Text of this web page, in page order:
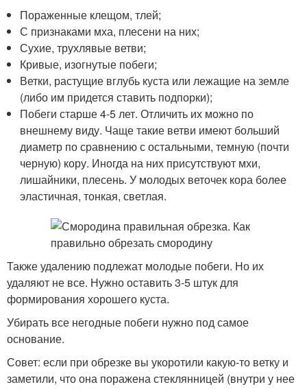
Пораженные клещом, тлей;
С признаками мха, плесени на них;
Сухие, трухлявые ветви;
Кривые, изогнутые побеги;
Ветки, растущие вглубь куста или лежащие на земле
(либо им придется ставить подпорки);
Побеги старше 4-5 лет. Отличить их можно по
внешнему виду. Чаще такие ветви имеют больший
диаметр по сравнению с остальными, темную (почти
черную) кору. Иногда на них присутствуют мхи,
лишайники, плесень. У молодых веточек кора более
эластичная, тонкая, светлая.
Также удалению подлежат молодые побеги. Но их
удаляют не все. Нужно оставить 3-5 штук для
формирования хорошего куста.
Убирать все негодные побеги нужно под самое
основание.
Совет: если при обрезке вы укоротили какую-то ветку и
заметили, что она поражена стеклянницей (внутри у нее